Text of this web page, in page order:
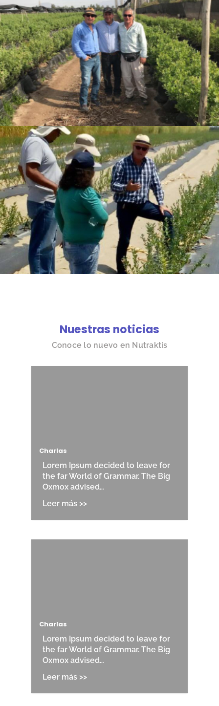
Nuestras noticias
Conoce lo nuevo en Nutraktis
Charlas
Lorem Ipsum decided to leave for
the far World of Grammar. The Big
Oxmox advised…
Charlas
Lorem Ipsum decided to leave for
the far World of Grammar. The Big
Oxmox advised…